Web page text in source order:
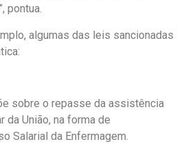
pontua.
algumas das leis sancionadas
sobre o repasse da assistência
da União, na forma de
Salarial da Enfermagem.